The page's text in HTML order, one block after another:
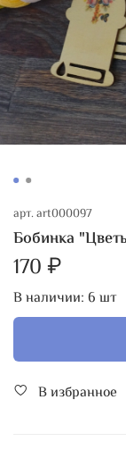
арт.art000097
Бобинка
170 ₽
В наличии: 6 шт
В избранное